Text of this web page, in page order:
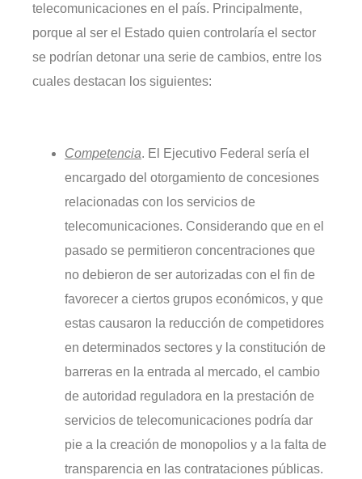
telecomunicaciones en el país. Principalmente,
porque al ser el Estado quien controlaría el sector
se podrían detonar una serie de cambios, entre los
cuales destacan los siguientes:
Competencia. El Ejecutivo Federal sería el
encargado del otorgamiento de concesiones
relacionadas con los servicios de
telecomunicaciones. Considerando que en el
pasado se permitieron concentraciones que
no debieron de ser autorizadas con el fin de
favorecer a ciertos grupos económicos, y que
estas causaron la reducción de competidores
en determinados sectores y la constitución de
barreras en la entrada al mercado, el cambio
de autoridad reguladora en la prestación de
servicios de telecomunicaciones podría dar
pie a la creación de monopolios y a la falta de
transparencia en las contrataciones públicas.